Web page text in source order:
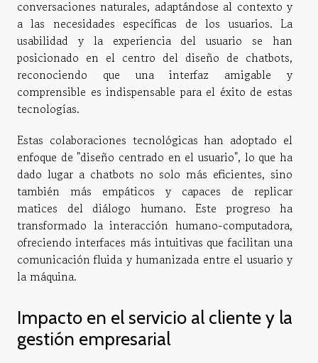
conversaciones naturales, adaptándose al contexto y
a las necesidades específicas de los usuarios. La
usabilidad y la experiencia del usuario se han
posicionado en el centro del diseño de chatbots,
reconociendo que una interfaz amigable y
comprensible es indispensable para el éxito de estas
tecnologías.
Estas colaboraciones tecnológicas han adoptado el
enfoque de "diseño centrado en el usuario", lo que ha
dado lugar a chatbots no solo más eficientes, sino
también más empáticos y capaces de replicar
matices del diálogo humano. Este progreso ha
transformado la interacción humano-computadora,
ofreciendo interfaces más intuitivas que facilitan una
comunicación fluida y humanizada entre el usuario y
la máquina.
Impacto en el servicio al cliente y la
gestión empresarial